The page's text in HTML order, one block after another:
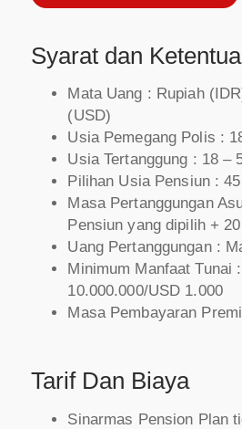
Syarat dan
Mata Uang : Rupiah
(USD)
Usia Pemegang Polis :
Usia Tertanggung : 18 –
Pilihan Usia Pensiun :
Masa Pertanggungan
Pensiun yang dipilih +
Uang Pertanggungan :
Minimum Manfaat Tunai
10.000.000/USD 1.000
Masa Pembayaran
Tarif Dan Biaya
Sinarmas Pension Plan